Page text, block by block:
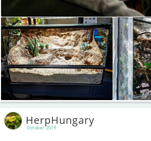
October 2019
HerpHungary